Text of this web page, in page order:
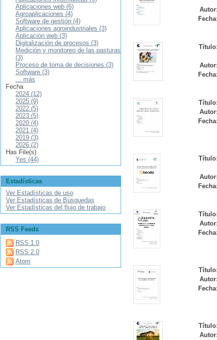
Aplicaciones web (6)
Agroaplicaciones (4)
Software de gestión (4)
Aplicaciones agroindustriales (3)
Aplicación web (3)
Digitalización de procesos (3)
Medición y monitoreo de las pasturas
(3)
Proceso de toma de decisiones (3)
Software (3)
... más
Fecha
2024 (12)
2025 (9)
2022 (5)
2023 (5)
2020 (4)
2021 (4)
2019 (3)
2026 (2)
Has File(s)
Yes (44)
Estadísticas
Ver Estadísticas de uso
Ver Estadísticas de Búsquedas
Ver Estadísticas del flujo de trabajo
RSS Feeds
RSS 1.0
RSS 2.0
Atom